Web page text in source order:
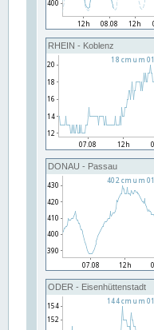
RHEIN - Koblenz
DONAU - Passau
ODER - Eisenhüttenstadt